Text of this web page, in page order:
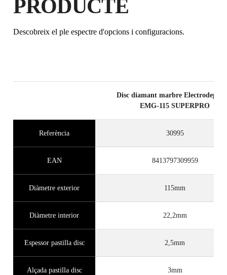
PRODUCTE
Descobreix el ple espectre d'opcions i configuracions.
Disc diamant marbre
EMG-115 SUPERPRO
Referència 30995
EAN 8413797309959
Diàmetre exterior 115mm
Diàmetre interior 22,2mm
Espessor pastilla disc 2,5mm
Alçada pastilla disc 3mm